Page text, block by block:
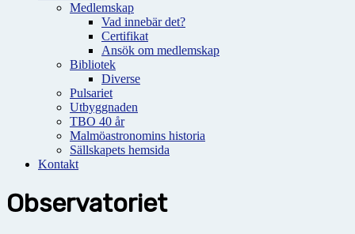
Medlemskap
Vad innebär det?
Certifikat
Ansök om medlemskap
Bibliotek
Diverse
Pulsariet
Utbyggnaden
TBO 40 år
Malmöastronomins historia
Sällskapets hemsida
Kontakt
Observatoriet